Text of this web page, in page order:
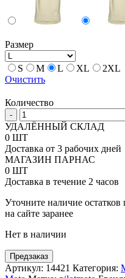
Размер
S M L XL
2XL
Очистить
Количество
-
Количество
товара
Футболка
Thor
S12
Frequency
УДАЛЁННЫЙ СКЛАД
0 ШТ
Доставка от 3 рабочих дней
МАГАЗИН ПАРНАС
0 ШТ
Доставка в течение 2 часов
Уточните наличие
на сайте заранее
Нет в наличии
Предзаказ
Артикул: 14421 Категория: